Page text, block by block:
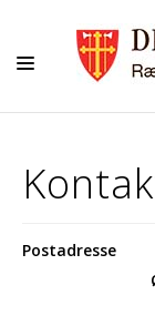
KALENDER